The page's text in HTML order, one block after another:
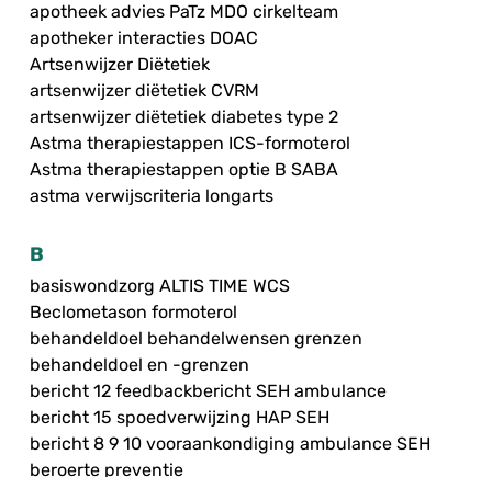
apotheek advies PaTz MDO cirkelteam
apotheker interacties DOAC
Artsenwijzer Diëtetiek
artsenwijzer diëtetiek CVRM
artsenwijzer diëtetiek diabetes type 2
Astma therapiestappen ICS-formoterol
Astma therapiestappen optie B SABA
astma verwijscriteria longarts
B
basiswondzorg ALTIS TIME WCS
Beclometason formoterol
behandeldoel behandelwensen grenzen
behandeldoel en -grenzen
bericht 12 feedbackbericht SEH ambulance
bericht 15 spoedverwijzing HAP SEH
bericht 8 9 10 vooraankondiging ambulance SEH
beroerte preventie